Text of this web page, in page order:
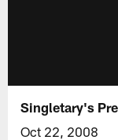
Singletary's
Oct 22, 2008